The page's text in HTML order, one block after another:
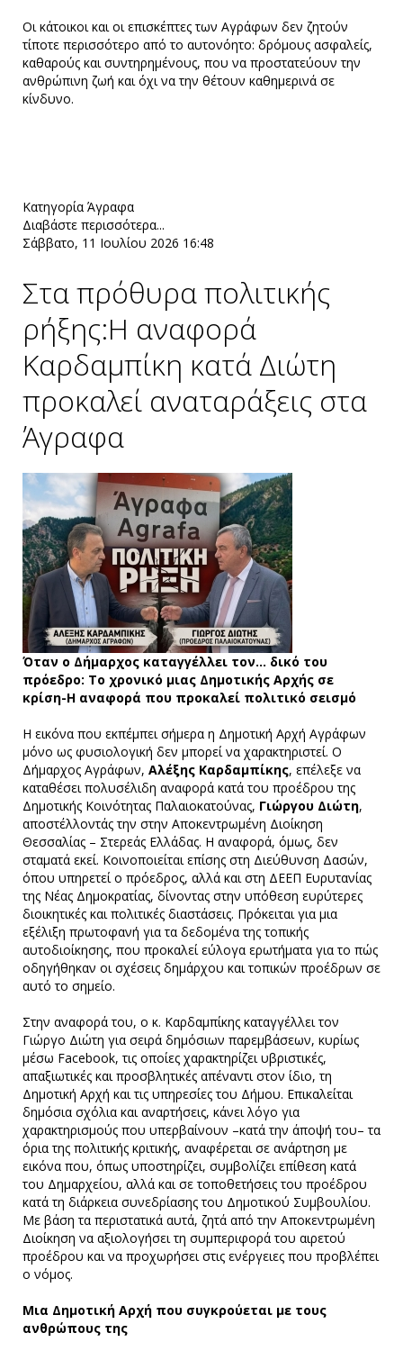
Οι κάτοικοι και οι επισκέπτες των Αγράφων δεν ζητούν
τίποτε περισσότερο από το αυτονόητο: δρόμους ασφαλείς,
καθαρούς και συντηρημένους, που να προστατεύουν την
ανθρώπινη ζωή και όχι να την θέτουν καθημερινά σε
κίνδυνο.
Κατηγορία Άγραφα
Διαβάστε περισσότερα...
Σάββατο, 11 Ιουλίου 2026 16:48
Στα πρόθυρα πολιτικής
ρήξης:Η αναφορά
Καρδαμπίκη κατά Διώτη
προκαλεί αναταράξεις στα
Άγραφα
Όταν ο Δήμαρχος καταγγέλλει τον… δικό του
πρόεδρο: Το χρονικό μιας Δημοτικής Αρχής σε
κρίση-Η αναφορά που προκαλεί πολιτικό σεισμό
Η εικόνα που εκπέμπει σήμερα η Δημοτική Αρχή Αγράφων
μόνο ως φυσιολογική δεν μπορεί να χαρακτηριστεί. Ο
Δήμαρχος Αγράφων, Αλέξης Καρδαμπίκης, επέλεξε να
καταθέσει πολυσέλιδη αναφορά κατά του προέδρου της
Δημοτικής Κοινότητας Παλαιοκατούνας, Γιώργου Διώτη,
αποστέλλοντάς την στην Αποκεντρωμένη Διοίκηση
Θεσσαλίας – Στερεάς Ελλάδας. Η αναφορά, όμως, δεν
σταματά εκεί. Κοινοποιείται επίσης στη Διεύθυνση Δασών,
όπου υπηρετεί ο πρόεδρος, αλλά και στη ΔΕΕΠ Ευρυτανίας
της Νέας Δημοκρατίας, δίνοντας στην υπόθεση ευρύτερες
διοικητικές και πολιτικές διαστάσεις. Πρόκειται για μια
εξέλιξη πρωτοφανή για τα δεδομένα της τοπικής
αυτοδιοίκησης, που προκαλεί εύλογα ερωτήματα για το πώς
οδηγήθηκαν οι σχέσεις δημάρχου και τοπικών προέδρων σε
αυτό το σημείο.
Στην αναφορά του, ο κ. Καρδαμπίκης καταγγέλλει τον
Γιώργο Διώτη για σειρά δημόσιων παρεμβάσεων, κυρίως
μέσω Facebook, τις οποίες χαρακτηρίζει υβριστικές,
απαξιωτικές και προσβλητικές απέναντι στον ίδιο, τη
Δημοτική Αρχή και τις υπηρεσίες του Δήμου. Επικαλείται
δημόσια σχόλια και αναρτήσεις, κάνει λόγο για
χαρακτηρισμούς που υπερβαίνουν –κατά την άποψή του– τα
όρια της πολιτικής κριτικής, αναφέρεται σε ανάρτηση με
εικόνα που, όπως υποστηρίζει, συμβολίζει επίθεση κατά
του Δημαρχείου, αλλά και σε τοποθετήσεις του προέδρου
κατά τη διάρκεια συνεδρίασης του Δημοτικού Συμβουλίου.
Με βάση τα περιστατικά αυτά, ζητά από την Αποκεντρωμένη
Διοίκηση να αξιολογήσει τη συμπεριφορά του αιρετού
προέδρου και να προχωρήσει στις ενέργειες που προβλέπει
ο νόμος.
Μια Δημοτική Αρχή που συγκρούεται με τους
ανθρώπους της